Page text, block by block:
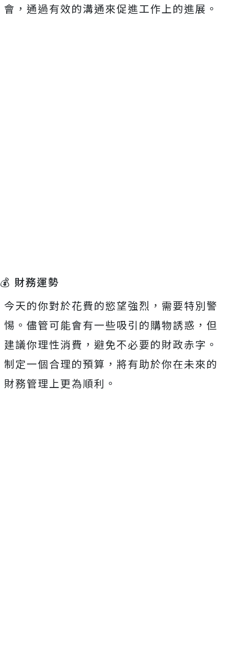
會，通過有效的溝通來促進工作上的進展。
💰 財務運勢
今天的你對於花費的慾望強烈，需要特別警
惕。儘管可能會有一些吸引的購物誘惑，但
建議你理性消費，避免不必要的財政赤字。
制定一個合理的預算，將有助於你在未來的
財務管理上更為順利。